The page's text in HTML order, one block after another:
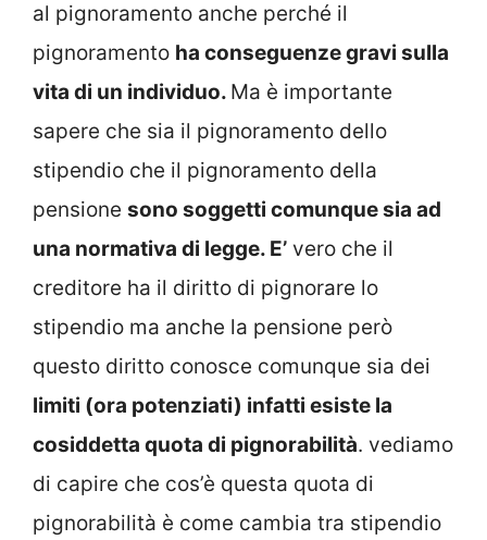
al pignoramento anche perché il
pignoramento ha conseguenze gravi sulla
vita di un individuo. Ma è importante
sapere che sia il pignoramento dello
stipendio che il pignoramento della
pensione sono soggetti comunque sia ad
una normativa di legge. E’ vero che il
creditore ha il diritto di pignorare lo
stipendio ma anche la pensione però
questo diritto conosce comunque sia dei
limiti (ora potenziati) infatti esiste la
cosiddetta quota di pignorabilità. vediamo
di capire che cos’è questa quota di
pignorabilità è come cambia tra stipendio